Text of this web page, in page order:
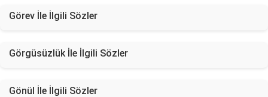
Görev İle İlgili Sözler
Görgüsüzlük İle İlgili Sözler
Gönül İle İlgili Sözler